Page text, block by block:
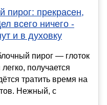
пирог: прекрасен,
всего ничего -
и в духовку
пирог — глоток
получается
тратить время на
Нежный, с